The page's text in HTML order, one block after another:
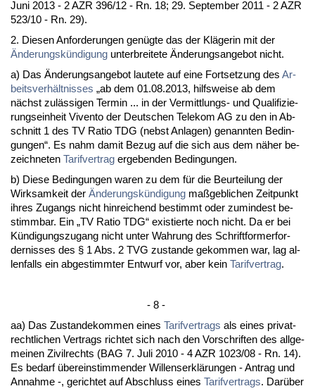
Ju­ni 2013 - 2 AZR 396/12 - Rn. 18; 29. Sep­tem­ber 2011 - 2 AZR
523/10 - Rn. 29).
2. Die­sen An­for­de­run­gen genügte das der Kläge­rin mit der
Ände­rungskündi­gung un­ter­brei­te­te Ände­rungs­an­ge­bot nicht.
a) Das Ände­rungs­an­ge­bot lau­te­te auf ei­ne Fort­set­zung des Ar­
beits­verhält­nis­ses „ab dem 01.08.2013, hilfs­wei­se ab dem
nächst zulässi­gen Ter­min ... in der Ver­mitt­lungs- und Qua­li­fi­zie­
rungs­ein­heit Viv­en­to der Deut­schen Te­le­kom AG zu den in Ab­
schnitt 1 des TV Ra­tio TDG (nebst An­la­gen) ge­nann­ten Be­din­
gun­gen“. Es nahm da­mit Be­zug auf die sich aus dem näher be­
zeich­ne­ten Ta­rif­ver­trag er­ge­ben­den Be­din­gun­gen.
b) Die­se Be­din­gun­gen wa­ren zu dem für die Be­ur­tei­lung der
Wirk­sam­keit der Ände­rungskündi­gung maßgeb­li­chen Zeit­punkt
ih­res Zu­gangs nicht hin­rei­chend be­stimmt oder zu­min­dest be­
stimm­bar. Ein „TV Ra­tio TDG“ exis­tier­te noch nicht. Da er bei
Kündi­gungs­zu­gang nicht un­ter Wah­rung des Schrift­for­mer­for­
der­nis­ses des § 1 Abs. 2 TVG zu­stan­de ge­kom­men war, lag al­
len­falls ein ab­ge­stimm­ter Ent­wurf vor, aber kein Ta­rif­ver­trag.
- 8 -
aa) Das Zu­stan­de­kom­men ei­nes Ta­rif­ver­trags als ei­nes pri­vat­
recht­li­chen Ver­trags rich­tet sich nach den Vor­schrif­ten des all­ge­
mei­nen Zi­vil­rechts (BAG 7. Ju­li 2010 - 4 AZR 1023/08 - Rn. 14).
Es be­darf übe­rein­stim­men­der Wil­lens­erklärun­gen - An­trag und
An­nah­me -, ge­rich­tet auf Ab­schluss ei­nes Ta­rif­ver­trags. Darüber